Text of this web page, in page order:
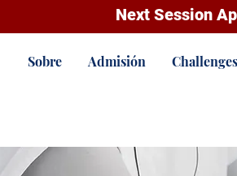
Next Session
Sobre Admisión Challenges